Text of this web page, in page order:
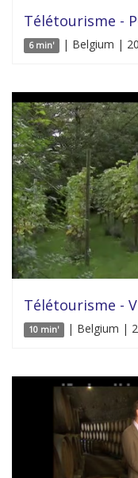
Télétourisme -
6 min' | Belgium |
Télétourisme -
10 min' | Belgium |